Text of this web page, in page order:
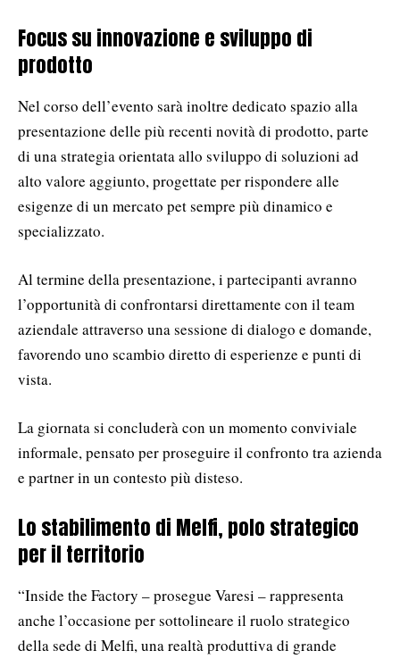
Focus su innovazione e sviluppo di
prodotto
Nel corso dell’evento sarà inoltre dedicato spazio alla
presentazione delle più recenti novità di prodotto, parte
di una strategia orientata allo sviluppo di soluzioni ad
alto valore aggiunto, progettate per rispondere alle
esigenze di un mercato pet sempre più dinamico e
specializzato.
Al termine della presentazione, i partecipanti avranno
l’opportunità di confrontarsi direttamente con il team
aziendale attraverso una sessione di dialogo e domande,
favorendo uno scambio diretto di esperienze e punti di
vista.
La giornata si concluderà con un momento conviviale
informale, pensato per proseguire il confronto tra azienda
e partner in un contesto più disteso.
Lo stabilimento di Melfi, polo strategico
per il territorio
“Inside the Factory – prosegue Varesi – rappresenta
anche l’occasione per sottolineare il ruolo strategico
della sede di Melfi, una realtà produttiva di grande